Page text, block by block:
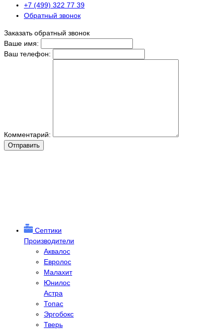
+7 (499) 322 77 39
Обратный звонок
Заказать обратный звонок
Ваше имя:
Ваш телефон:
Комментарий:
Отправить
Септики
Производители
Аквалос
Евролос
Малахит
Юнилос
Астра
Топас
Эргобокс
Тверь